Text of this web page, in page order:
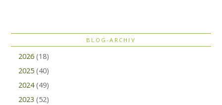
BLOG-ARCHIV
2026 (18)
2025 (40)
2024 (49)
2023 (52)